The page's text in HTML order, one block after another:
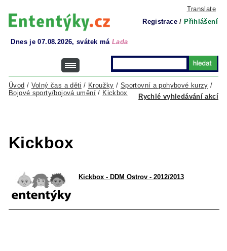
Translate
Registrace / Přihlášení
Dnes je 07.08.2026, svátek má Lada
Rychlé vyhledávání akcí
Úvod / Volný čas a děti / Kroužky / Sportovní a pohybové kurzy /
Bojové sporty/bojová umění/ Kickbox
Kickbox
Kickbox - DDM Ostrov - 2012/2013